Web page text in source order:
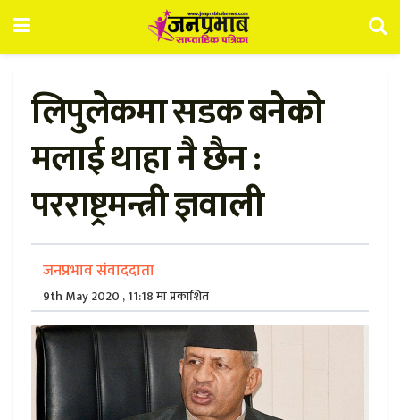
लिपुलेकमा सडक बनेको
मलाई थाहा नै छैन :
परराष्ट्रमन्त्री ज्ञवाली
जनप्रभाव संवाददाता
9th May 2020 , 11:18 मा प्रकाशित